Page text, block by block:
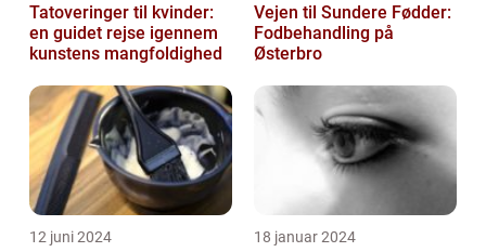
Tatoveringer til kvinder:
en guidet rejse igennem
kunstens mangfoldighed
Vejen til Sundere Fødder:
Fodbehandling på
Østerbro
12 juni 2024 18 januar 2024